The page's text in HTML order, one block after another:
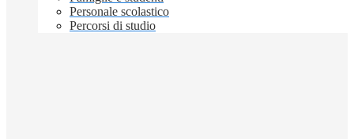
Personale scolastico
Percorsi di studio